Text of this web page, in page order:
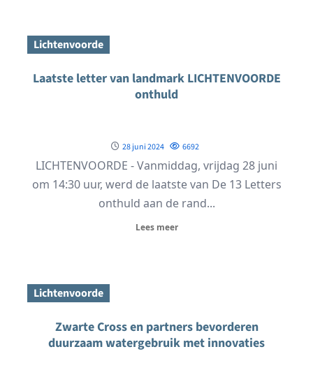
Lichtenvoorde
Laatste letter van landmark LICHTENVOORDE
onthuld
28 juni 2024 6692
LICHTENVOORDE - Vanmiddag, vrijdag 28 juni
om 14:30 uur, werd de laatste van De 13 Letters
onthuld aan de rand...
Lees meer
Lichtenvoorde
Zwarte Cross en partners bevorderen
duurzaam watergebruik met innovaties